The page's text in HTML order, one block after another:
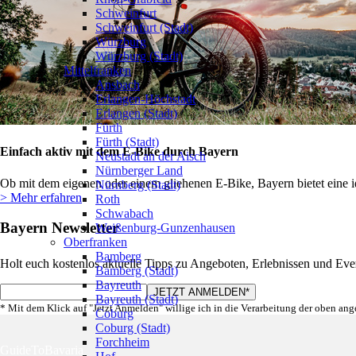
Einfach aktiv mit dem E-Bike durch Bayern
Ob mit dem eigenen oder einem gliehenen E-Bike, Bayern bietet
> Mehr erfahren
Bayern Newsletter
Holt euch kostenlos aktuelle Tipps zu Angeboten, Erlebnissen und
* Mit dem Klick auf "Jetzt Anmelden" willige ich in die Verarbeitung der oben
Schweinfurt
Schweinfurt (Stadt)
Würzburg
Würzburg (Stadt)
Mittelfranken
Ansbach
Erlangen-Höchstadt
Erlangen (Stadt)
Fürth
Fürth (Stadt)
Neustadt an der Aisch
Nürnberger Land
Nürnberg (Stadt)
Roth
Schwabach
Weißenburg-Gunzenhausen
Oberfranken
Bamberg
Bamberg (Stadt)
Bayreuth
Bayreuth (Stadt)
Coburg
Coburg (Stadt)
Forchheim